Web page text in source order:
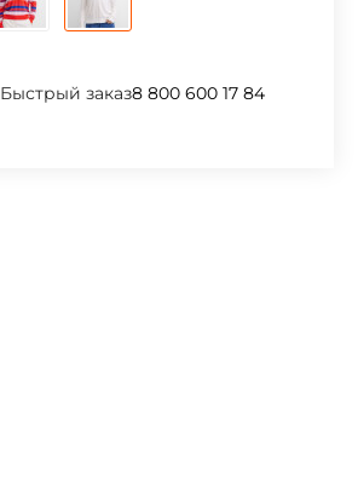
Быстрый заказ8 800 600 17 84